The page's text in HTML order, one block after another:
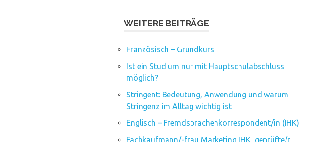
WEITERE BEITRÄGE
Französisch – Grundkurs
Ist ein Studium nur mit Hauptschulabschluss
möglich?
Stringent: Bedeutung, Anwendung und warum
Stringenz im Alltag wichtig ist
Englisch – Fremdsprachenkorrespondent/in (IHK)
Fachkaufmann/-frau Marketing IHK, geprüfte/r